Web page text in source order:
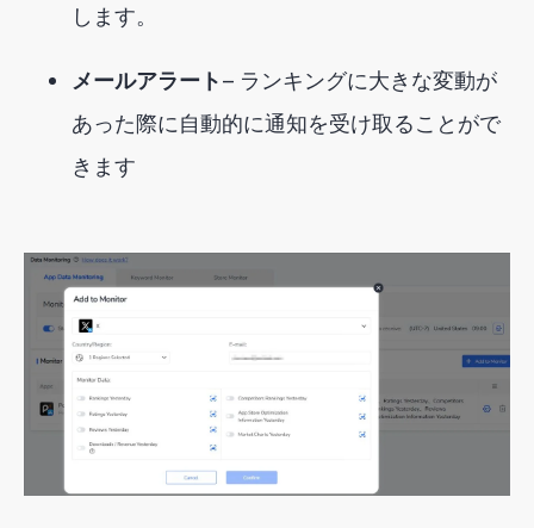
します。
メールアラート— ランキングに大きな変動が
あった際に自動的に通知を受け取ることがで
きます